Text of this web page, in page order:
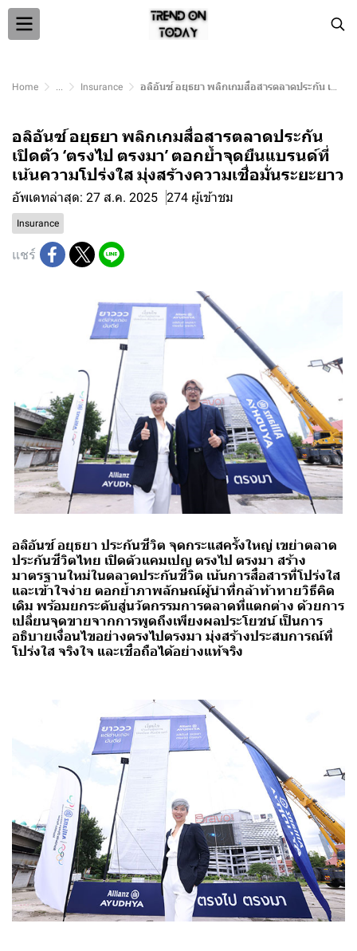
Home ... Insurance อลิอันซ์ อยุธยา พลิกเกมสื่อสารตลาดประกัน เปิดตัว ‘ตรงไป ตรงมา’ ตอกย้ำจุดยืนแบรนด์ที่เน้นความโปร่งใส มุ่งสร้างความเชื่อมั่นระยะยาว
อลิอันซ์ อยุธยา พลิกเกมสื่อสารตลาดประกัน
เปิดตัว ‘ตรงไป ตรงมา’ ตอกย้ำจุดยืนแบรนด์ที่
เน้นความโปร่งใส มุ่งสร้างความเชื่อมั่นระยะยาว
อัพเดทล่าสุด: 27 ส.ค. 2025 274 ผู้เข้าชม
Insurance
แชร์
อลิอันซ์ อยุธยา ประกันชีวิต จุดกระแสครั้งใหญ่ เขย่าตลาด
ประกันชีวิตไทย เปิดตัวแคมเปญ ตรงไป ตรงมา สร้าง
มาตรฐานใหม่ในตลาดประกันชีวิต เน้นการสื่อสารที่โปร่งใส
และเข้าใจง่าย ตอกย้ำภาพลักษณ์ผู้นำที่กล้าท้าทายวิธีคิด
เดิม พร้อมยกระดับสู่นวัตกรรมการตลาดที่แตกต่าง ด้วยการ
เปลี่ยนจุดขายจากการพูดถึงเพียงผลประโยชน์ เป็นการ
อธิบายเงื่อนไขอย่างตรงไปตรงมา มุ่งสร้างประสบการณ์ที่
โปร่งใส จริงใจ และเชื่อถือได้อย่างแท้จริง